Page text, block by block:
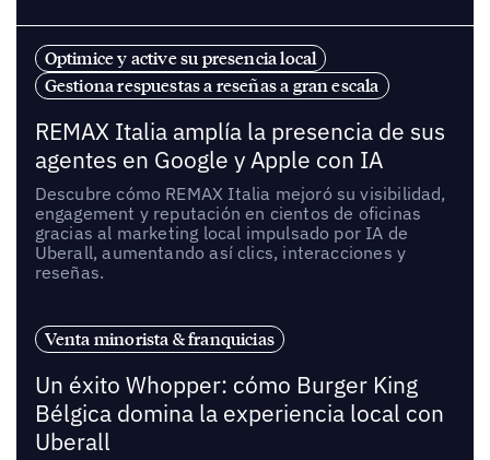
Optimice y active su presencia local
Gestiona respuestas a reseñas a gran escala
REMAX Italia amplía la presencia de sus
agentes en Google y Apple con IA
Descubre cómo REMAX Italia mejoró su visibilidad,
engagement y reputación en cientos de oficinas
gracias al marketing local impulsado por IA de
Uberall, aumentando así clics, interacciones y
reseñas.
Venta minorista & franquicias
Un éxito Whopper: cómo Burger King
Bélgica domina la experiencia local con
Uberall